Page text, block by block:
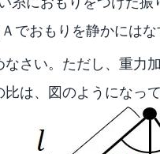
でおもりを静かには
なさい。ただし、重力
比は、図のようになっ